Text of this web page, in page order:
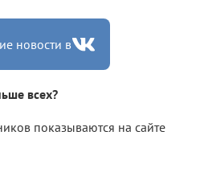
новости в
всех?
показываются на сайте